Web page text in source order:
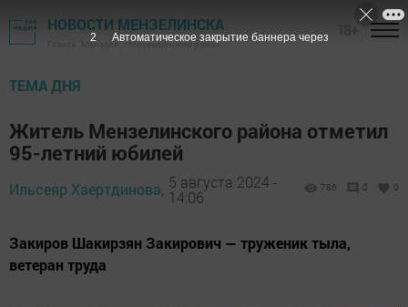
НОВОСТИ МЕНЗЕЛИНСКА
Газета "Мензеля" - Мензелинский район
ТЕМА ДНЯ
Житель Мензелинского района отметил
95-летний юбилей
Ильсеяр Хаертдинова, 5 августа 2024 -
14:06
786 0 0
Закиров Шакирзян Закирович — труженик тыла,
ветеран труда